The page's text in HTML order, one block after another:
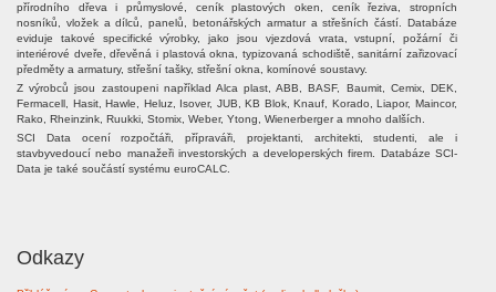
přírodního dřeva i průmyslové, ceník plastových oken, ceník řeziva, stropních
nosníků, vložek a dílců, panelů, betonářských armatur a střešních částí. Databáze
eviduje takové specifické výrobky, jako jsou vjezdová vrata, vstupní, požární či
interiérové dveře, dřevěná i plastová okna, typizovaná schodiště, sanitární zařizovací
předměty a armatury, střešní tašky, střešní okna, komínové soustavy.
Z výrobců jsou zastoupeni například Alca plast, ABB, BASF, Baumit, Cemix, DEK,
Fermacell, Hasit, Hawle, Heluz, Isover, JUB, KB Blok, Knauf, Korado, Liapor, Maincor,
Rako, Rheinzink, Ruukki, Stomix, Weber, Ytong, Wienerberger a mnoho dalších.
SCI Data ocení rozpočtáři, přípraváři, projektanti, architekti, studenti, ale i
stavbyvedoucí nebo manažeři investorských a developerských firem. Databáze SCI-
Data je také součástí systému euroCALC.
Odkazy